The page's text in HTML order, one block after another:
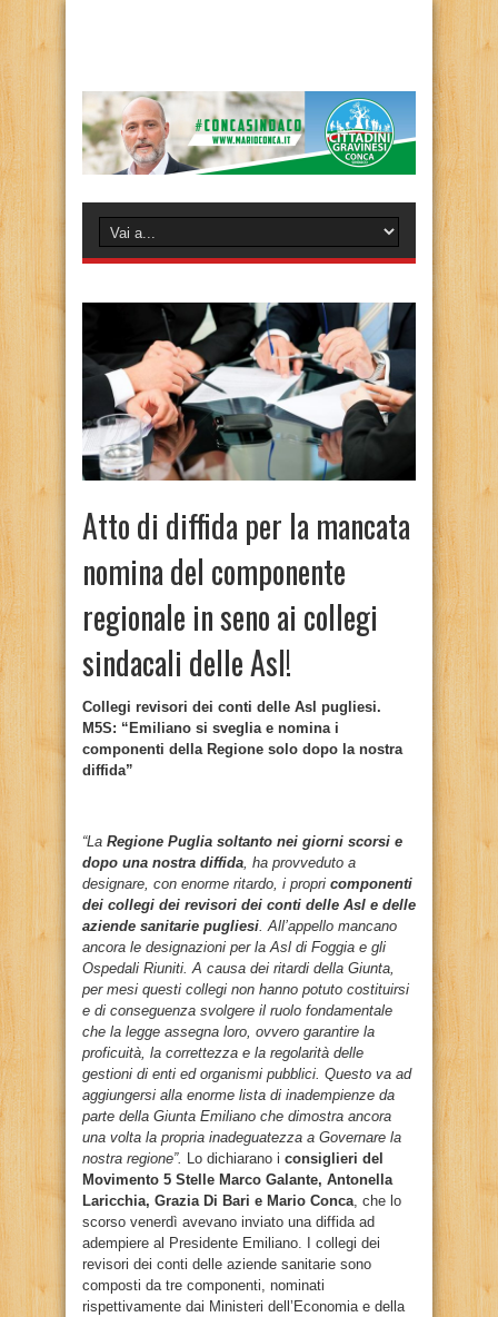
Atto di diffida per la mancata
nomina del componente
regionale in seno ai collegi
sindacali delle Asl!
Collegi revisori dei conti delle Asl pugliesi.
M5S: “Emiliano si sveglia e nomina i
componenti della Regione solo dopo la nostra
diffida”
“La Regione Puglia soltanto nei giorni scorsi e
dopo una nostra diffida , ha provveduto a
designare, con enorme ritardo, i propri componenti
dei collegi dei revisori dei conti delle Asl e delle
aziende sanitarie pugliesi . All’appello mancano
ancora le designazioni per la Asl di Foggia e gli
Ospedali Riuniti. A causa dei ritardi della Giunta,
per mesi questi collegi non hanno potuto costituirsi
e di conseguenza svolgere il ruolo fondamentale
che la legge assegna loro, ovvero garantire la
proficuità, la correttezza e la regolarità delle
gestioni di enti ed organismi pubblici. Questo va ad
aggiungersi alla enorme lista di inadempienze da
parte della Giunta Emiliano che dimostra ancora
una volta la propria inadeguatezza a Governare la
nostra regione”. Lo dichiarano i consiglieri del
Movimento 5 Stelle Marco Galante, Antonella
Laricchia, Grazia Di Bari e Mario Conca , che lo
scorso venerdì avevano inviato una diffida ad
adempiere al Presidente Emiliano. I collegi dei
revisori dei conti delle aziende sanitarie sono
composti da tre componenti, nominati
rispettivamente dai Ministeri dell’Economia e della